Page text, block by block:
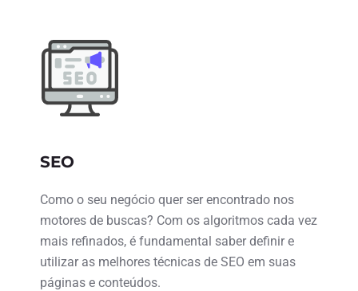
SEO
Como o seu negócio quer ser encontrado nos
motores de buscas? Com os algoritmos cada vez
mais refinados, é fundamental saber definir e
utilizar as melhores técnicas de SEO em suas
páginas e conteúdos.